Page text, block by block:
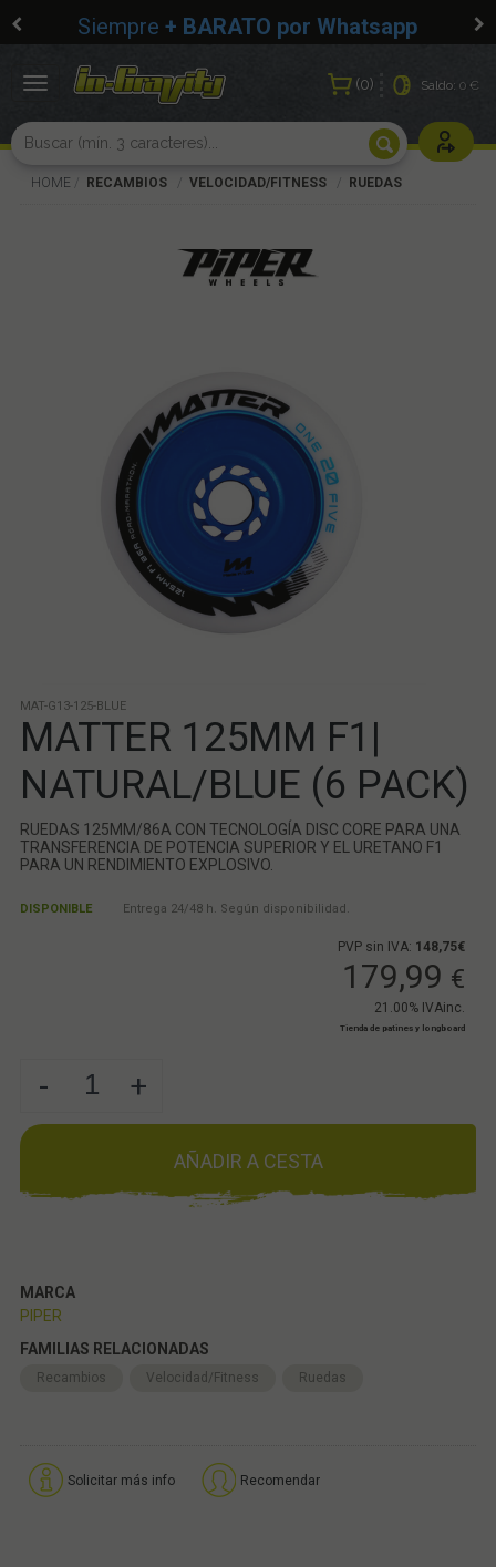
Siempre + BARATO por Whatsapp
0 Saldo:0 €
Usuarios
Toggle
HOME RECAMBIOS VELOCIDAD/FITNESS RUEDAS
MAT-G13-125-BLUE
MATTER 125MM F1|
NATURAL/BLUE (6 PACK)
RUEDAS 125MM/86A CON TECNOLOGÍA DISC CORE PARA UNA
TRANSFERENCIA DE POTENCIA SUPERIOR Y EL URETANO F1
PARA UN RENDIMIENTO EXPLOSIVO.
DISPONIBLE Entrega 24/48 h. Según disponibilidad.
PVP sin IVA: 148,75€
179,99 €
21.00% IVAinc.
Tienda de patines y longboard
- +
AÑADIR A CESTA
MARCA
PIPER
FAMILIAS RELACIONADAS
Recambios Velocidad/Fitness Ruedas
Solicitar más info Recomendar